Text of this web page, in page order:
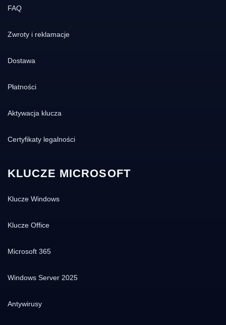
FAQ
Zwroty i reklamacje
Dostawa
Płatności
Aktywacja klucza
Certyfikaty legalności
KLUCZE MICROSOFT
Klucze Windows
Klucze Office
Microsoft 365
Windows Server 2025
Antywirusy